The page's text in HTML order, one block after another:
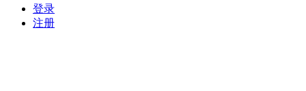
登录
注册